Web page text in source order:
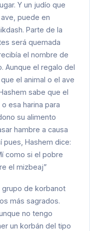
Y un judío que
puede en
Parte de la
será quemada
el nombre de
Aunque el regalo del
el animal o el ave
sabe que el
esa harina para
su alimento
hambre a causa
pues, Hashem dice:
como si el pobre
el mizbeaj”
grupo de korbanot
más sagrados.
no tengo
un korbán del tipo